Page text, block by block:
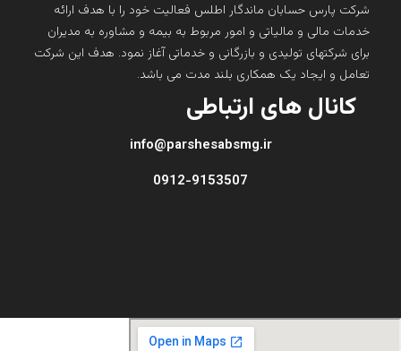
شرکت پارس حسابان ماندگار اطلس فعالیت خود را با هدف ارائه
خدمات مالی و مالیاتی و امور مربوط به بیمه و مشاوره به مدیران
برای شرکتهای تولیدی و بازرگانی و خدماتی آغاز نمود. هدف این شرکت
تعامل و ایجاد یک همکاری بلند مدت می باشد.
کانال های ارتباطی
info@parshesabsmg.ir
0912-9153507